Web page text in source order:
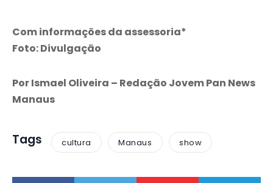
Com informações da assessoria*
Foto: Divulgação
Por Ismael Oliveira – Redação Jovem Pan News
Manaus
Tags cultura Manaus show